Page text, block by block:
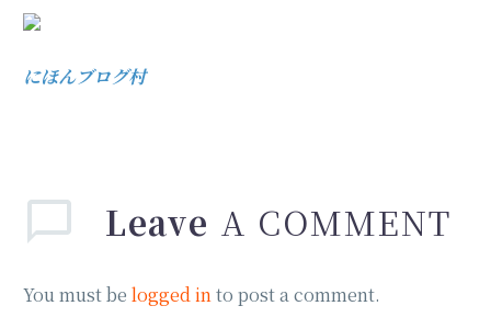
にほんブログ村
Leave A COMMENT
You must be logged into post a comment.